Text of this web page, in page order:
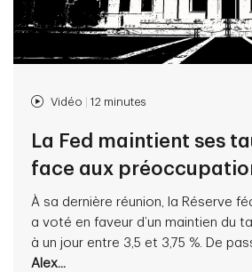
Vidéo 12 minutes
La Fed maintient ses
face aux
À sa dernière réunion, la Réserve
a voté en faveur d’un maintien du
à un jour entre 3,5 et 3,75 %. De
Alex...